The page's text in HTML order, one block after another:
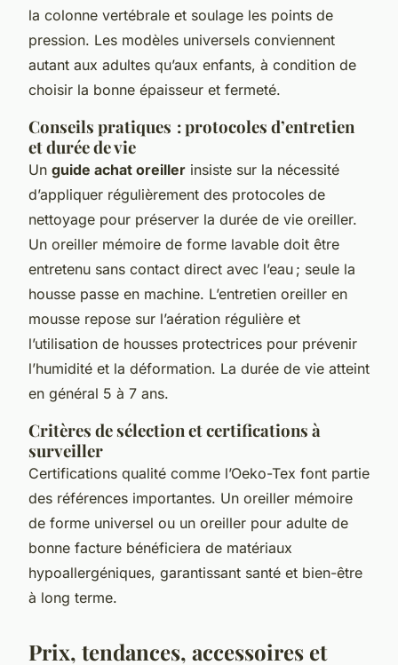
la colonne vertébrale et soulage les points de
pression. Les modèles universels conviennent
autant aux adultes qu’aux enfants, à condition de
choisir la bonne épaisseur et fermeté.
Conseils pratiques : protocoles d’entretien
et durée de vie
Un guide achat oreiller insiste sur la nécessité
d’appliquer régulièrement des protocoles de
nettoyage pour préserver la durée de vie oreiller.
Un oreiller mémoire de forme lavable doit être
entretenu sans contact direct avec l’eau ; seule la
housse passe en machine. L’entretien oreiller en
mousse repose sur l’aération régulière et
l’utilisation de housses protectrices pour prévenir
l’humidité et la déformation. La durée de vie atteint
en général 5 à 7 ans.
Critères de sélection et certifications à
surveiller
Certifications qualité comme l’Oeko-Tex font partie
des références importantes. Un oreiller mémoire
de forme universel ou un oreiller pour adulte de
bonne facture bénéficiera de matériaux
hypoallergéniques, garantissant santé et bien-être
à long terme.
Prix, tendances, accessoires et